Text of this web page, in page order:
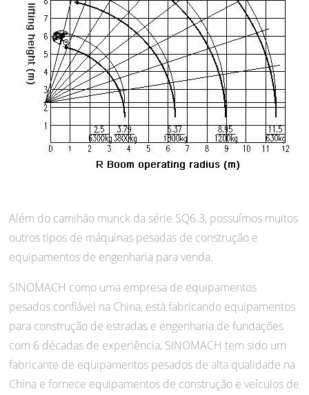
Além do camihão munck da série SQ6.3, possuímos muitos
outros tipos de máquinas pesadas de construção e
equipamentos de engenharia para venda.
SINOMACH como uma empresa de equipamentos
pesados confiável na China, está fabricando equipamentos
para construção de estradas e engenharia de fundações
com 6 décadas de experiência, SINOMACH tem sido um
fabricante de equipamentos pesados de alta qualidade na
China e fornece equipamentos de construção e veículos de